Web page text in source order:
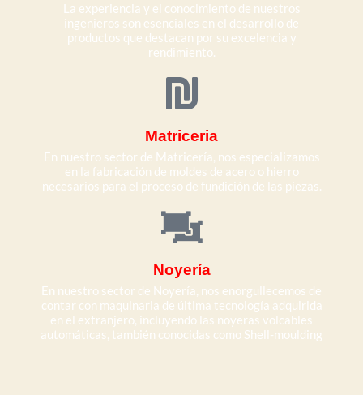
La experiencia y el conocimiento de nuestros
ingenieros son esenciales en el desarrollo de
productos que destacan por su excelencia y
rendimiento.
Matriceria
En nuestro sector de Matricería, nos especializamos
en la fabricación de moldes de acero o hierro
necesarios para el proceso de fundición de las piezas.
Noyería
En nuestro sector de Noyería, nos enorgullecemos de
contar con maquinaria de última tecnología adquirida
en el extranjero, incluyendo las noyeras volcables
automáticas, también conocidas como Shell-moulding